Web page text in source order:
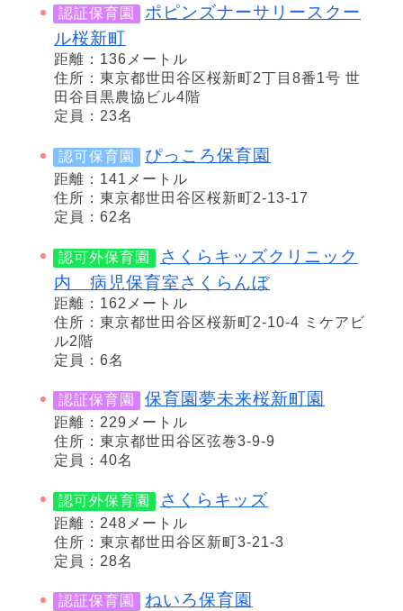
認証保育園
ポピンズナーサリースクー
ル桜新町
距離：136メートル
住所：東京都世田谷区桜新町2丁目8番1号 世
田谷目黒農協ビル4階
定員：23名
認可保育園 ぴっころ保育園
距離：141メートル
住所：東京都世田谷区桜新町2-13-17
定員：62名
認可外保育園
さくらキッズクリニック
内 病児保育室さくらんぼ
距離：162メートル
住所：東京都世田谷区桜新町2-10-4 ミケアビ
ル2階
定員：6名
認証保育園 保育園夢未来桜新町園
距離：229メートル
住所：東京都世田谷区弦巻3-9-9
定員：40名
認可外保育園 さくらキッズ
距離：248メートル
住所：東京都世田谷区新町3-21-3
定員：28名
認証保育園 ねいろ保育園